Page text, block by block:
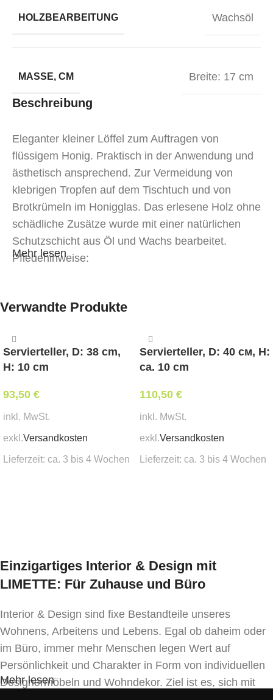
HOLZBEARBEITUNG Wachsöl
MASSE, CM Breite: 17 cm
Beschreibung
Eleganter kleiner Löffel zum Auftragen von
flüssigem Honig. Praktisch in der Anwendung und
ästhetisch ansprechend. Zur Vermeidung von
klebrigen Tropfen auf dem Tischtuch und von
Brotkrümeln im Honigglas. Das erlesene Holz ohne
schädliche Zusätze wurde mit einer natürlichen
Schutzschicht aus Öl und Wachs bearbeitet.
Pflegehinweise:
Nicht in der Mikrowelle erwärmen, nicht mit
von Wärmequellen trocknen.
Mehr lesen
Verwandte Produkte
Servierteller, D: 38 cm,
H: 10 cm
93,50 €
inkl. MwSt.
exkl.Versandkosten
Lieferzeit: ca. 3 bis 4 Wochen
Servierteller, D: 40 см, H:
ca. 10 cm
110,50 €
inkl. MwSt.
exkl.Versandkosten
Lieferzeit: ca. 3 bis 4 Wochen
Einzigartiges Interior & Design mit
LIMETTE: Für Zuhause und Büro
Interior & Design sind fixe Bestandteile unseres
Wohnens, Arbeitens und Lebens. Egal ob daheim oder
im Büro, immer mehr Menschen legen Wert auf
Persönlichkeit und Charakter in Form von individuellen
Designermöbeln und Wohndekor. Ziel ist es, sich mit
Mehr lesen